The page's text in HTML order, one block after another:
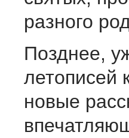
разного
Позднее,
летописей
новые